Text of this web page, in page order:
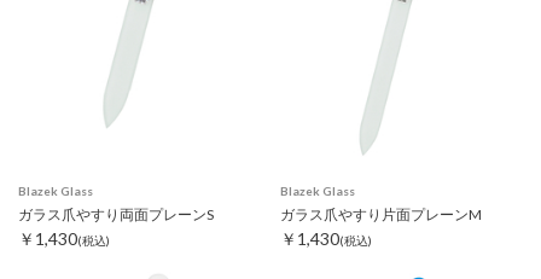
Blazek Glass
ガラス爪やすり両面プレーンS
￥1,430(税込)
Blazek Glass
ガラス爪やすり片面プレーンM
￥1,430(税込)